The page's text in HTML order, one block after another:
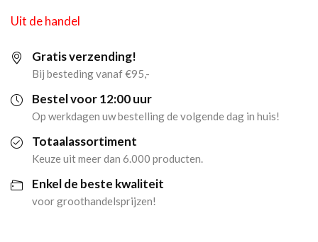
Uit de handel
Gratis verzending!
Bij besteding vanaf €95,-
Bestel voor 12:00 uur
Op werkdagen uw bestelling de volgende dag in huis!
Totaalassortiment
Keuze uit meer dan 6.000 producten.
Enkel de beste kwaliteit
voor groothandelsprijzen!